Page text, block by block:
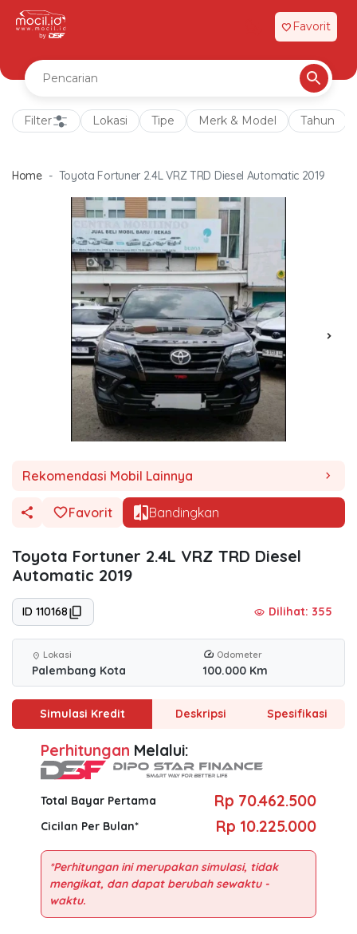
favorite Favorit
Filter Lokasi Tipe Merk & Model Tahun
Home Toyota Fortuner 2.4L VRZ TRD Diesel Automatic 2019
chevron_right
Rekomendasi Mobil Lainnya chevron_right
Favorit Bandingkan
Toyota Fortuner 2.4L VRZ TRD Diesel
Automatic 2019
ID 110168 visibility Dilihat: 355
location_on Lokasi
Palembang Kota
Odometer
100.000 Km
Simulasi Kredit Deskripsi Spesifikasi
Perhitungan Melalui:
Total Bayar Pertama Rp 70.462.500
Cicilan Per Bulan* Rp 10.225.000
*Perhitungan ini merupakan simulasi, tidak
mengikat, dan dapat berubah sewaktu -